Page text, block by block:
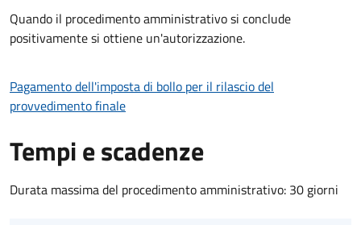
Quando il procedimento amministrativo si conclude
positivamente si ottiene un'autorizzazione.
Pagamento dell'imposta di bollo per il rilascio del
provvedimento finale
Tempi e scadenze
Durata massima del procedimento amministrativo: 30 giorni